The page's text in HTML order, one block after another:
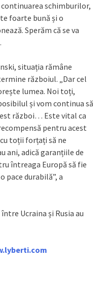
schimburilor,
foarte bună și o
Sperăm că se va
situația rămâne
războiul. „Dar cel
lumea. Noi toți,
și vom continua să
război… Este vital ca
pentru acest
toții forțați să ne
ani, adică garanțiile de
întreaga Europă să fie
durabilă”, a
Ucraina și Rusia au